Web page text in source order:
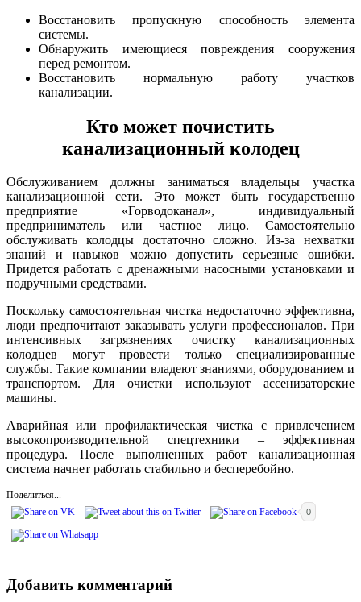
Восстановить пропускную способность элемента
системы.
Обнаружить имеющиеся повреждения сооружения
перед ремонтом.
Восстановить нормальную работу участков
канализации.
Кто может почистить
канализационный колодец
Обслуживанием должны заниматься владельцы участка
канализационной сети. Это может быть государственно
предприятие «Горводоканал», индивидуальный
предприниматель или частное лицо. Самостоятельно
обслуживать колодцы достаточно сложно. Из-за нехватки
знаний и навыков можно допустить серьезные ошибки.
Придется работать с дренажными насосными установками и
подручными средствами.
Поскольку самостоятельная чистка недостаточно эффективна,
люди предпочитают заказывать услуги профессионалов. При
интенсивных загрязнениях очистку канализационных
колодцев могут провести только специализированные
службы. Такие компании владеют знаниями, оборудованием и
транспортом. Для очистки используют ассенизаторские
машины.
Аварийная или профилактическая чистка с привлечением
высокопроизводительной спецтехники – эффективная
процедура. После выполненных работ канализационная
система начнет работать стабильно и бесперебойно.
Поделиться...
0
Добавить комментарий